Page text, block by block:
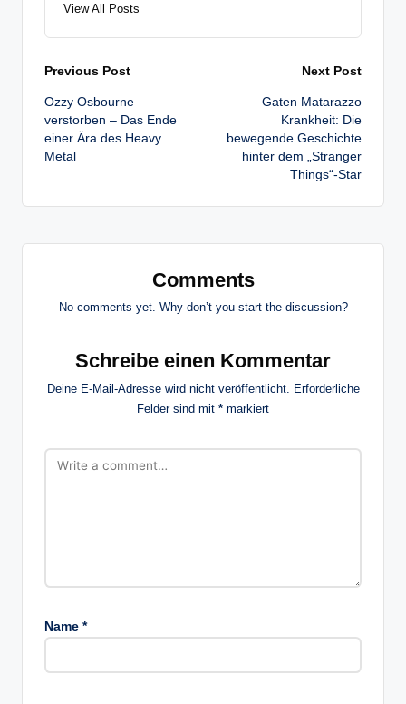
View All Posts
Post
navigation
Previous Post
Ozzy Osbourne
verstorben – Das Ende
einer Ära des Heavy
Metal
Next Post
Gaten Matarazzo
Krankheit: Die
bewegende Geschichte
hinter dem „Stranger
Things“-Star
Comments
No comments yet. Why don’t you start the discussion?
Schreibe einen Kommentar
Deine E-Mail-Adresse wird nicht veröffentlicht. Erforderliche
Felder sind mit * markiert
Name *